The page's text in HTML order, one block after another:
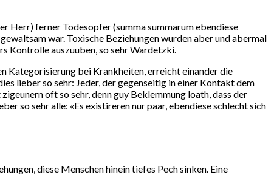
Herr) ferner Todesopfer (summa summarum ebendiese
war. Toxische Beziehungen wurden aber und abermal
Kontrolle auszuuben, so sehr Wardetzki.
Kategorisierung bei Krankheiten, erreicht einander die
lieber so sehr: Jeder, der gegenseitig in einer Kontakt dem
oft so sehr, denn guy Beklemmung loath, dass der
so sehr alle: «Es existireren nur paar, ebendiese schlecht sich
diese Menschen hinein tiefes Pech sinken. Eine